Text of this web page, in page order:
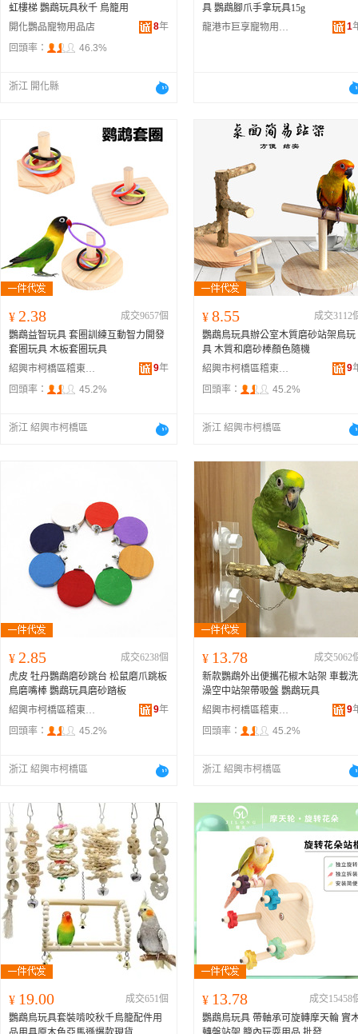
虹樓梯 鸚鵡玩具秋千 鳥籠用
開化鸚品寵物用品店
8年
回頭率：
46.3%
浙江 開化縣
具 鸚鵡腳爪手拿玩具15g
龍港市巨享寵物用品廠
1
¥ 2.38
成交9657個
鸚鵡益智玩具 套圈訓練互動智力開發
套圈玩具 木板套圈玩具
紹興市柯橋區稽東龍龍寵物用品店
9年
回頭率：
45.2%
浙江 紹興市柯橋區
¥ 8.55
成交3112
鸚鵡鳥玩具辦公室木質磨砂站架鳥玩
具 木質和磨砂棒顏色隨機
紹興市柯橋區稽東龍龍寵物用品店
9
回頭率：
45.2%
浙江 紹興市柯橋區
¥ 2.85
成交6238個
虎皮 牡丹鸚鵡磨砂跳台 松鼠磨爪跳板
鳥磨嘴棒 鸚鵡玩具磨砂踏板
紹興市柯橋區稽東龍龍寵物用品店
9年
回頭率：
45.2%
浙江 紹興市柯橋區
¥ 13.78
成交5062
新款鸚鵡外出便攜花椒木站架 車載洗
澡空中站架帶吸盤 鸚鵡玩具
紹興市柯橋區稽東龍龍寵物用品店
9
回頭率：
45.2%
浙江 紹興市柯橋區
¥ 19.00
成交651個
鸚鵡鳥玩具套裝啃咬秋千鳥籠配件用
¥ 13.78
成交15458
鸚鵡鳥玩具 帶軸承可旋轉摩天輪 實